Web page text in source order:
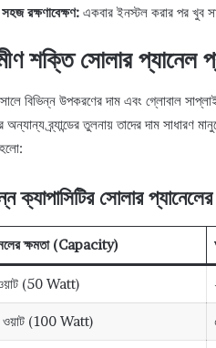
সহজ রক্ষণাবেক্ষণ: একবার ইনস্টল করার পর খুব
শক্তি সোলার প্যানেল
বিভিন্ন উপকরণের দাম এবং গ্লোবাল
অন্যান্য ব্র্যান্ডের তুলনায় তাদের দাম সাধারণ
ক্যাপাসিটির সোলার
ক্ষমতা (Capacity)
(50 Watt)
ওয়াট (100 Watt)